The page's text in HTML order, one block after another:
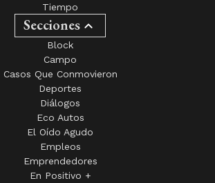
Tiempo
Secciones
Block
Campo
Casos Que Conmovieron
Deportes
Diálogos
Eco Autos
El Oído Agudo
Empleos
Emprendedores
En Positivo +